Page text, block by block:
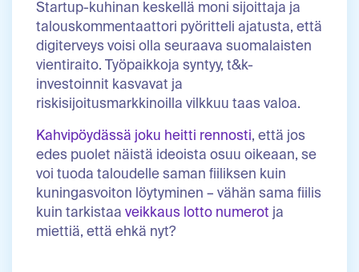
Startup-kuhinan keskellä moni sijoittaja ja
talouskommentaattori pyöritteli ajatusta, että
digiterveys voisi olla seuraava suomalaisten
vientiraito. Työpaikkoja syntyy, t&k-
investoinnit kasvavat ja
riskisijoitusmarkkinoilla vilkkuu taas valoa.
Kahvipöydässä joku heitti rennosti, että jos
edes puolet näistä ideoista osuu oikeaan, se
voi tuoda taloudelle saman fiiliksen kuin
kuningasvoiton löytyminen – vähän sama fiilis
kuin tarkistaa veikkaus lotto numerot ja
miettiä, että ehkä nyt?